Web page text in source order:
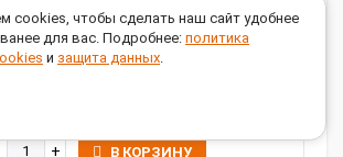
насос Pedrollo PKSm 70 220V
В КОРЗИНУ
cookies, чтобы сделать наш сайт удобнее
для вас. Подробнее: политика
и защита данных.